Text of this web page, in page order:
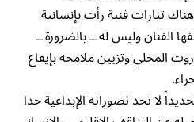
تيارات فنية رأت بإنسانية
الفنان وليس له ــ بالضرورة ــ
المحلي وتزيين ملامحه بإيقاع
لا تحد تصوراته الإبداعية حدا